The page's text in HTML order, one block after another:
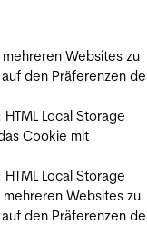
Websites zu
den Präferenzen
HTML Local Storage
Cookie mit
HTML Local Storage
Websites zu
den Präferenzen